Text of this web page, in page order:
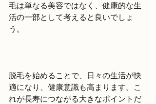
毛は単なる美容ではなく、健康的な生
活の一部として考えると良いでしょ
う。
脱毛を始めることで、日々の生活が快
適になり、健康意識も高まります。こ
れが長寿につながる大きなポイントだ